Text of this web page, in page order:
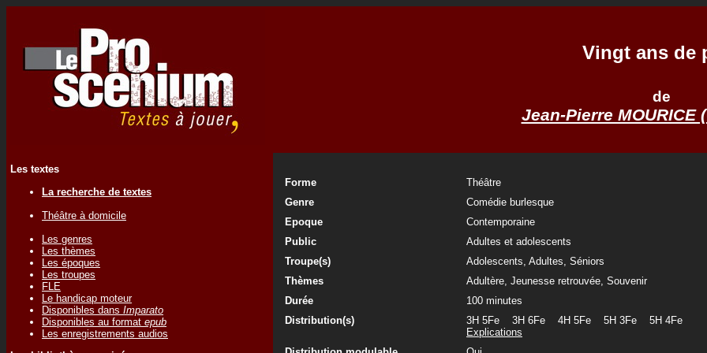
Vingt ans de
de
Jean-Pierre MOURICE
Les textes
La recherche de textes
Théâtre à domicile
Les genres
Les thèmes
Les époques
Les troupes
FLE
Le handicap moteur
Disponibles dans Imparato
Disponibles au format epub
Les enregistrements audios
Forme
Théâtre
Genre
Comédie burlesque
Epoque
Contemporaine
Public
Adultes et adolescents
Troupe(s)
Adolescents, Adultes, Séniors
Thèmes
Adultère, Jeunesse retrouvée, Souvenir
Durée
100 minutes
Distribution(s)
3H 5Fe 3H 6Fe 4H 5Fe 5H 3Fe 5H 4Fe
Explications